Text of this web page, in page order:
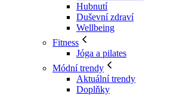
Hubnutí
Duševní zdraví
Wellbeing
Fitness
Jóga a pilates
Módní trendy
Aktuální trendy
Doplňky